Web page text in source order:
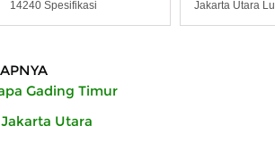
14240 Spesifikasi
Jakarta Utara
Gading Timur
Utara